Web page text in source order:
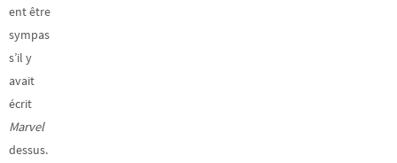
ent être
sympas
s’il y
avait
écrit
Marvel
dessus.